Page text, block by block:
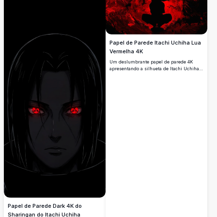
Papel de Parede Dark 4K do
Sharingan do Itachi Uchiha
Papel de Parede Itachi Uchiha Lua
Vermelha 4K
Um deslumbrante papel de parede 4K
apresentando a silhueta de Itachi Uchiha